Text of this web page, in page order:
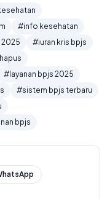
#info kesehatan
2025
#iuran kris bpjs
#layanan bpjs 2025
#sistem bpjs terbaru
bpjs